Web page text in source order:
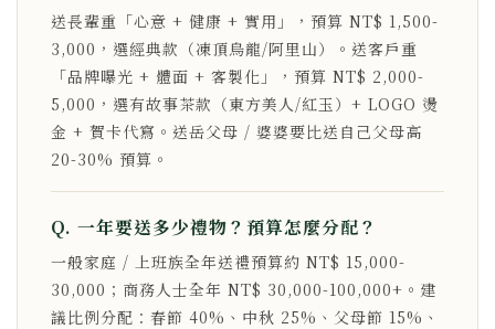
送長輩重「心意 + 健康 + 實用」，預算 NT$ 1,500-
3,000，選經典款（凍頂烏龍/阿里山）。送客戶重
「品牌曝光 + 體面 + 客製化」，預算 NT$ 2,000-
5,000，選有故事茶款（東方美人/紅玉）+ LOGO 燙
金 + 賀卡代寫。送岳父母 / 婆婆要比送自己父母高
20-30% 預算。
Q. 一年要送多少禮物？預算怎麼分配？
一般家庭 / 上班族全年送禮預算約 NT$ 15,000-
30,000；商務人士全年 NT$ 30,000-100,000+。建
議比例分配：春節 40%、中秋 25%、父母節 15%、